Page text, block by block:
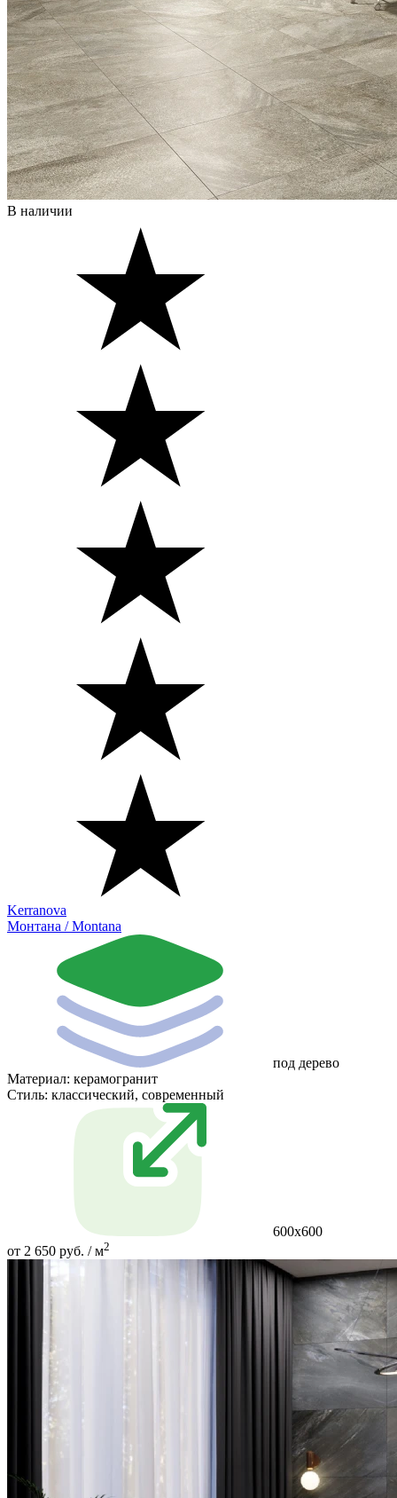
В наличии
Kerranova
Монтана / Montana
под дерево
Материал: керамогранит
Стиль: классический, современный
600х600
от 2 650 руб. / м2